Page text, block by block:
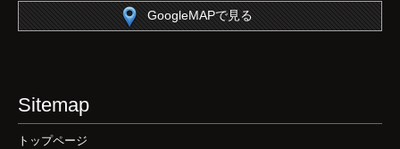
GoogleMAPで見る
Sitemap
トップページ